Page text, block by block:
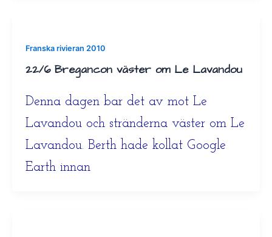
Franska rivieran 2010
22/6 Bregancon väster om Le Lavandou
Denna dagen bar det av mot Le
Lavandou och stränderna väster om Le
Lavandou. Berth hade kollat Google
Earth innan